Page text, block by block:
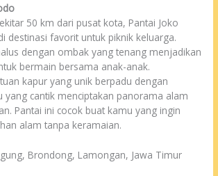
50 km dari pusat kota, Pantai Joko
destinasi favorit untuk piknik keluarga.
dengan ombak yang tenang menjadikan
bermain bersama anak-anak.
kapur yang unik berpadu dengan
yang cantik menciptakan panorama alam
Pantai ini cocok buat kamu yang ingin
alam tanpa keramaian.
Brondong, Lamongan, Jawa Timur